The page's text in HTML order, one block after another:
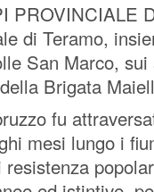
PROVINCIALE
di Teramo,
San Marco,
Brigata
fu
mesi lungo i